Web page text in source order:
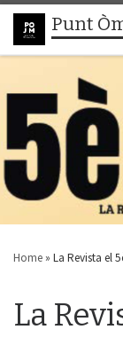
Skip to content
Punt
Home » La Revista el
La